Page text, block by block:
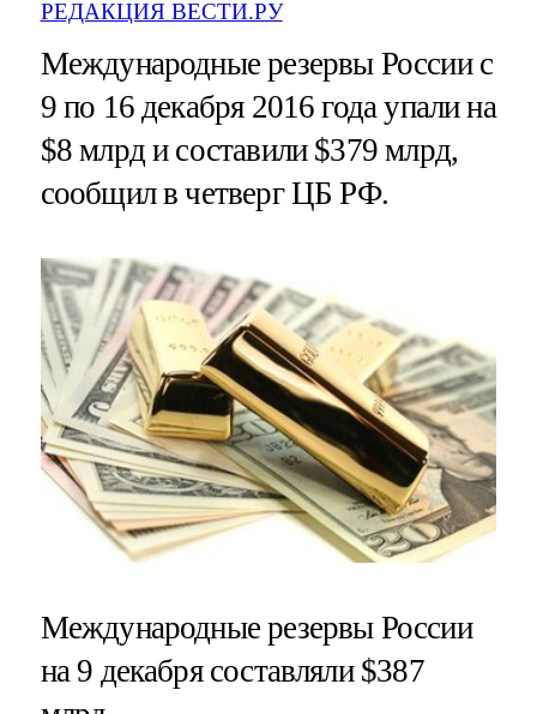
РЕДАКЦИЯ ВЕСТИ.РУ
Международные резервы России с
9 по 16 декабря 2016 года упали на
$8 млрд и составили $379 млрд,
сообщил в четверг ЦБ РФ.
Международные резервы России
на 9 декабря составляли $387